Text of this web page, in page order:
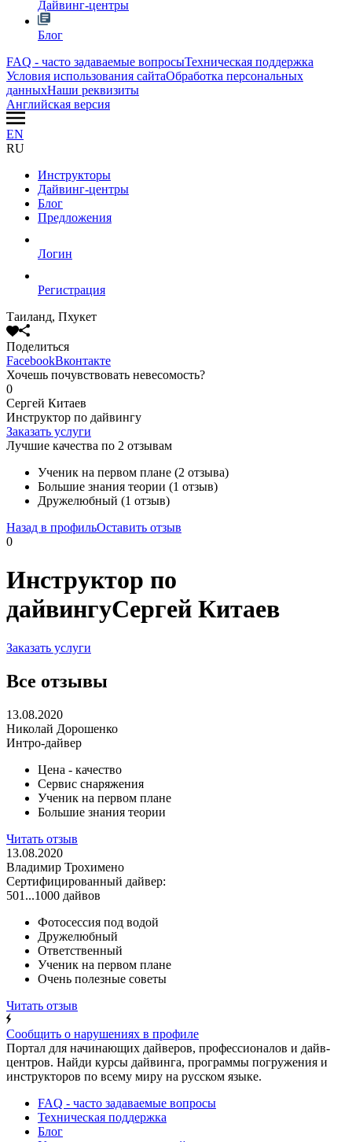
Дайвинг-центры
Блог
FAQ - часто задаваемые вопросыТехническая поддержка
Условия использования сайтаОбработка персональных
данныхНаши реквизиты
Английская версия
EN
RU
Инструкторы
Дайвинг-центры
Блог
Предложения
Логин
Регистрация
Таиланд, Пхукет
Поделиться
FacebookВконтакте
Хочешь почувствовать невесомость?
0
Сергей Китаев
Инструктор по дайвингу
Заказать услуги
Лучшие качества по 2 отзывам
Ученик на первом плане (2 отзыва)
Большие знания теории (1 отзыв)
Дружелюбный (1 отзыв)
Назад в профильОставить отзыв
0
Инструктор по
дайвингуСергей Китаев
Заказать услуги
Все отзывы
13.08.2020
Николай Дорошенко
Интро-дайвер
Цена - качество
Сервис снаряжения
Ученик на первом плане
Большие знания теории
Читать отзыв
13.08.2020
Владимир Трохимено
Сертифицированный дайвер:
501...1000 дайвов
Фотосессия под водой
Дружелюбный
Ответственный
Ученик на первом плане
Очень полезные советы
Читать отзыв
Сообщить о нарушениях в профиле
Портал для начинающих дайверов, профессионалов и дайв-
центров. Найди курсы дайвинга, программы погружения и
инструкторов по всему миру на русском языке.
FAQ - часто задаваемые вопросы
Техническая поддержка
Блог